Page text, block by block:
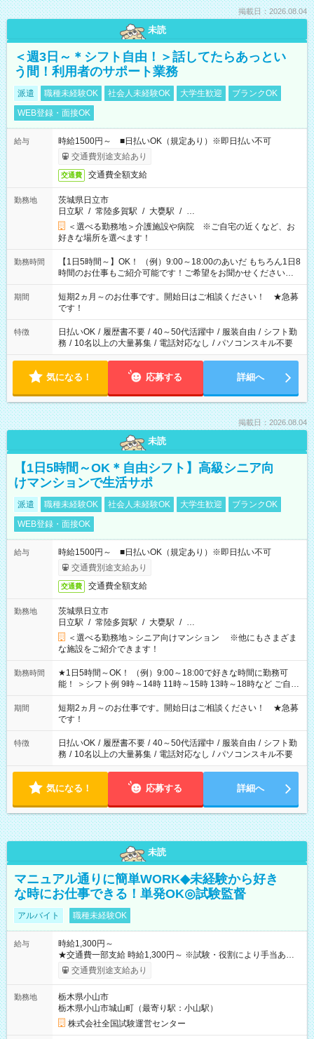
掲載日：2026.08.04
未読
＜週3日～＊シフト自由！＞話してたらあっとい
う間！利用者のサポート業務
派遣 職種未経験OK 社会人未経験OK 大学生歓迎
ブランクOK
WEB登録・面接OK
給与
時給1500円～ ■日払いOK（規定あり）※即日払い不可
交通費別途支給あり
交通費 交通費全額支給
勤務地
茨城県日立市
日立駅 / 常陸多賀駅 / 大甕駅 / …
＜選べる勤務地＞介護施設や病院 ※ご自宅の近くなど、お
好きな場所を選べます！
勤務時間
【1日5時間～】OK！ （例）9:00～18:00のあいだ もちろん1日8
時間のお仕事もご紹介可能です！ご希望をお聞かせください！
その他の時間帯もあなたのライフスタイルに合わせて お選びい
ただけます！ 【シフト固定もOK】★家庭の都合でお休みが必要
な場合も遠慮なくご相談ください。 ※週最低15時間以上の勤務
が必要です
期間
短期2ヵ月～のお仕事です。開始日はご相談ください！ ★急募
です！
特徴 日払いOK / 履歴書不要 / 40～50代活躍中 / 服装自由 / シフト勤
務 / 10名以上の大量募集 / 電話対応なし / パソコンスキル不要
気になる！ 応募する 詳細へ
掲載日：2026.08.04
未読
【1日5時間～OK＊自由シフト】高級シニア向
けマンションで生活サポ
派遣 職種未経験OK 社会人未経験OK 大学生歓迎
ブランクOK
WEB登録・面接OK
給与
時給1500円～ ■日払いOK（規定あり）※即日払い不可
交通費別途支給あり
交通費 交通費全額支給
勤務地
茨城県日立市
日立駅 / 常陸多賀駅 / 大甕駅 / …
＜選べる勤務地＞シニア向けマンション ※他にもさまざま
な施設をご紹介できます！
勤務時間
★1日5時間～OK！ （例）9:00～18:00で好きな時間に勤務可
能！ ＞シフト例 9時～14時 11時～15時 13時～18時など ご自身
のご都合に合わせて勤務時間をご相談ください！ ★家庭の都合
でお休みや時間の調整が必要な場合も遠慮なくご相談くださ
い。
期間
短期2ヵ月～のお仕事です。開始日はご相談ください！ ★急募
です！
特徴 日払いOK / 履歴書不要 / 40～50代活躍中 / 服装自由 / シフト勤
務 / 10名以上の大量募集 / 電話対応なし / パソコンスキル不要
気になる！ 応募する 詳細へ
未読
マニュアル通りに簡単WORK◆未経験から好き
な時にお仕事できる！単発OK◎試験監督
アルバイト 職種未経験OK
給与
時給1,300円～
★交通費一部支給 時給1,300円～ ※試験・役割により手当あり
※勤務回数により昇給あり 【即給（前払い）オプションあ
り！】 希望される場合、勤務から1週間ほどで給与の一部を受け
例】 ・河合塾模擬試験 8:30～17:30（休憩1時間） 時給1,300円
×8時間＝日収10,400円＋交通費 ※当日の役割により時給＋100
円の場合あり ・国家試験 7:00～13:30（休憩なし） 時給1,300
円（役割手当＋100円）×6時間＝日収8,400円＋交通費 【試用期
交通費別途支給あり
勤務地
栃木県小山市
栃木県小山市城山町（最寄り駅：小山駅）
株式会社全国試験運営センター